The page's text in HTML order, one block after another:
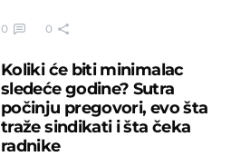
0 0
Koliki će biti minimalac
sledeće godine? Sutra
počinju pregovori, evo šta
traže sindikati i šta čeka
radnike